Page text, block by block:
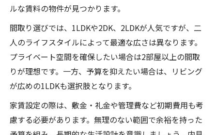
ルな賃料の物件が見つかります。
間取り選びでは、1LDKや2DK、2LDKが人気ですが、二
人のライフスタイルによって最適な広さは異なります。
プライベート空間を確保したい場合は2部屋以上の間取
りが理想です。一方、予算を抑えたい場合は、リビング
が広めの1LDKも選択肢となります。
家賃設定の際は、敷金・礼金や管理費など初期費用も考
慮する必要があります。無理のない範囲で余裕を持った